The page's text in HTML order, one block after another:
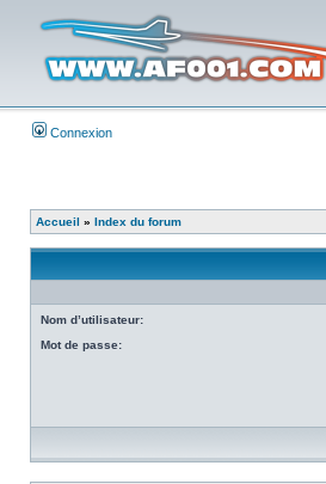
Connexion
Accueil » Index du forum
Nom d’utilisateur:
Mot de passe: